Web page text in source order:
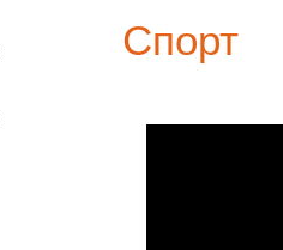
Спорт